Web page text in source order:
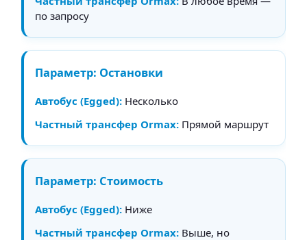
по запросу
Остановки
Несколько
Прямой маршрут
Стоимость
Ниже
Выше, но